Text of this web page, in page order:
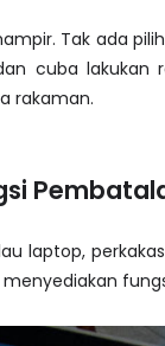
Tak ada
cuba lakukan
rakaman.
laptop,